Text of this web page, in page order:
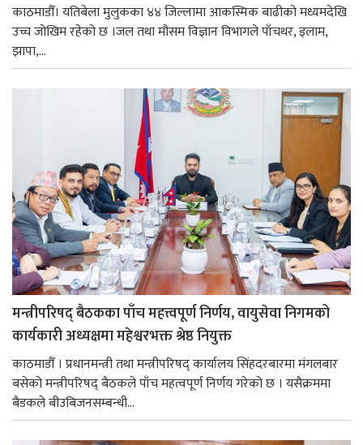
काठमाडौँ। यतिबेला मुलुकका ४४ जिल्लामा आकस्मिक बाढीको मध्यमदेखि
उच्च जोखिम रहेको छ ।जल तथा मौसम विज्ञान विभागले पाँचथर, इलाम,
झापा,...
मन्त्रीपरिषद् बैठकका पाँच महत्त्वपूर्ण निर्णय, वायुसेवा निगमको
कार्यकारी अध्यक्षमा महेश्वरभक्त श्रेष्ठ नियुक्त
काठमाडौँ । प्रधानमन्त्री तथा मन्त्रीपरिषद् कार्यालय सिंहदरबारमा मंगलबार
बसेको मन्त्रीपरिषद् बैठकले पाँच महत्वपूर्ण निर्णय गरेको छ । यसैक्रममा
बैडकले बीउबिजनसम्बन्धी...